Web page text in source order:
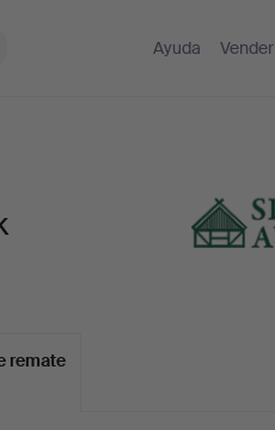
Ayuda Vender
remate